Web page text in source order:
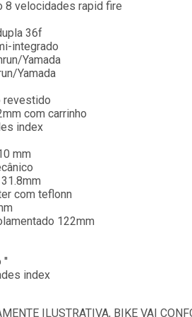
8 velocidades rapid fire
36f
integrado
Yamada
Yamada
revestido
com carrinho
index
mm
com teflonn
122mm
''
index
ILUSTRATIVA, BIKE VAI